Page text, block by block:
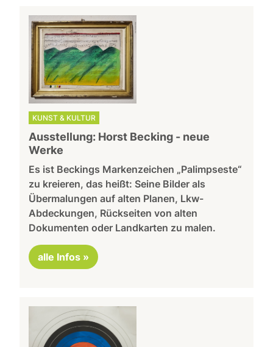
KUNST & KULTUR
Ausstellung: Horst Becking - neue
Werke
Es ist Beckings Markenzeichen „Palimpseste“
zu kreieren, das heißt: Seine Bilder als
Übermalungen auf alten Planen, Lkw-
Abdeckungen, Rückseiten von alten
Dokumenten oder Landkarten zu malen.
alle Infos »